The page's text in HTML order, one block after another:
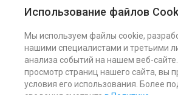
Использование файлов
Мы используем файлы cookie,
нашими специалистами и третьими
анализа событий на нашем веб-
просмотр страниц нашего сайта, вы
условия его использования. Более
Услуги
Помощь